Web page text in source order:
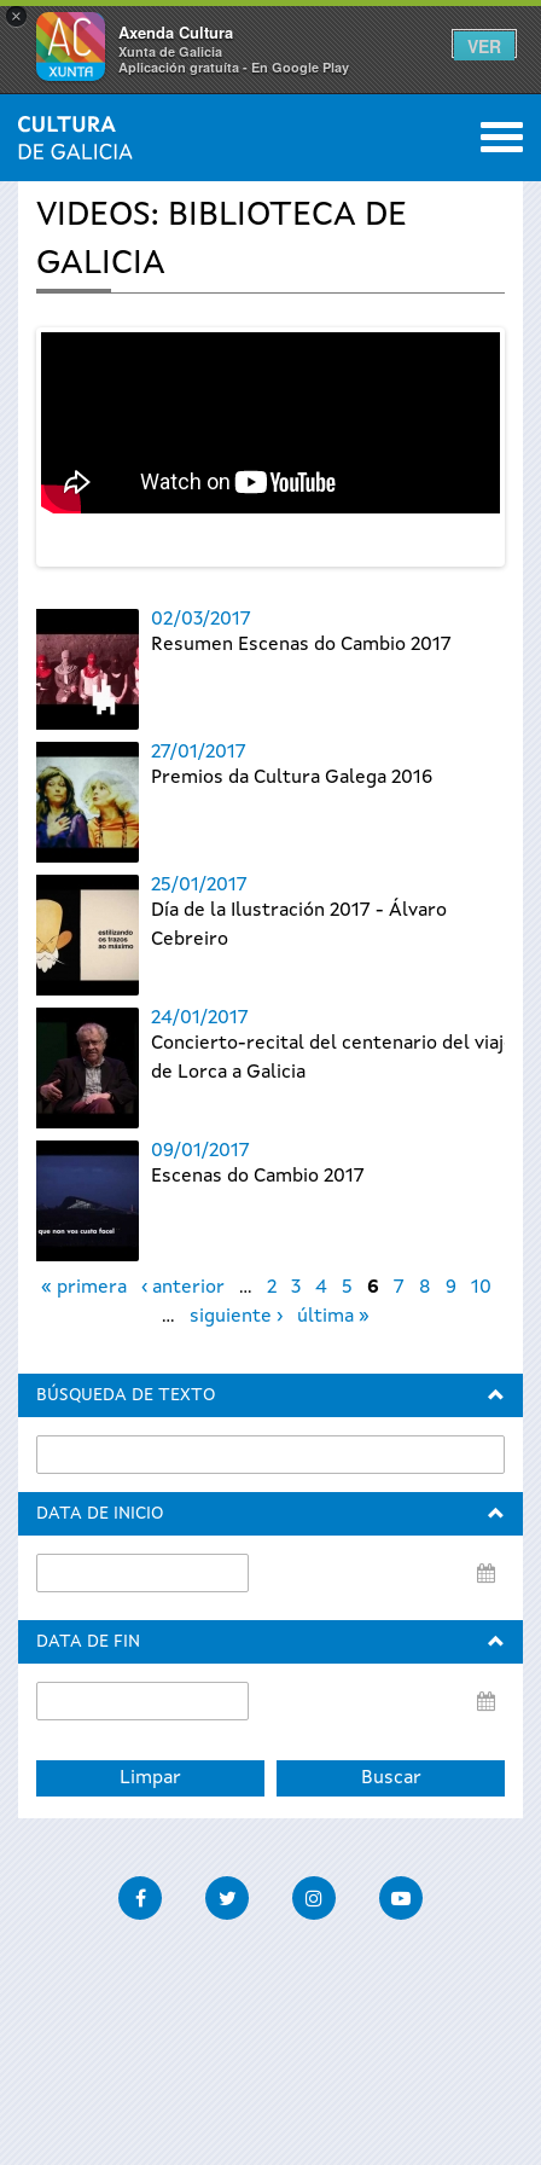
×
Axenda Cultura
Xunta de Galicia
Aplicación gratuíta - En Google Play
VER
Se
usted
INICIO › ACTUALIDAD 0
VIDEOS: BIBLIOTECA DE
GALICIA
02/03/2017
Resumen Escenas do Cambio 2017
27/01/2017
Premios da Cultura Galega 2016
25/01/2017
Día de la Ilustración 2017 - Álvaro
Cebreiro
24/01/2017
Concierto-recital del centenario del viaje
de Lorca a Galicia
09/01/2017
Escenas do Cambio 2017
Páginas
« primera ‹ anterior … 2 3 4 5 6 7 8 9
10
…
siguiente › última »
BÚSQUEDA DE TEXTO
DATA DE INICIO
de
DATA DE FIN
de
FacebookTwitter InstagramYoutube